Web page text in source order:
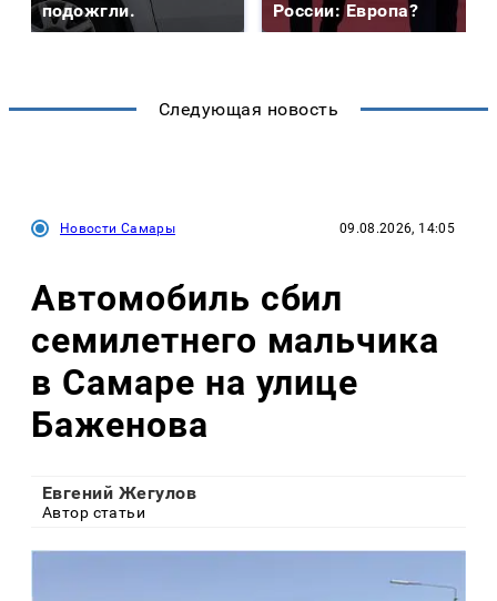
подожгли.
России: Европа?
Следующая новость
Новости Самары 09.08.2026, 14:05
Автомобиль сбил
семилетнего мальчика
в Самаре на улице
Баженова
Евгений Жегулов
Автор статьи